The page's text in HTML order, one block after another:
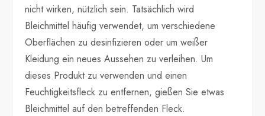
nicht wirken, nützlich sein. Tatsächlich wird
Bleichmittel häufig verwendet, um verschiedene
Oberflächen zu desinfizieren oder um weißer
Kleidung ein neues Aussehen zu verleihen. Um
dieses Produkt zu verwenden und einen
Feuchtigkeitsfleck zu entfernen, gießen Sie etwas
Bleichmittel auf den betreffenden Fleck.